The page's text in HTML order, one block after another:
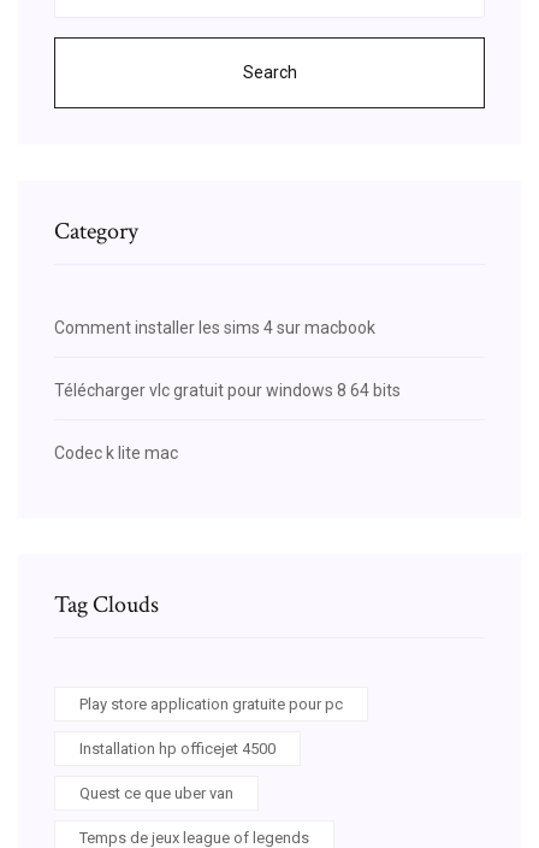
Search
Category
Comment installer les sims 4 sur macbook
Télécharger vlc gratuit pour windows 8 64 bits
Codec k lite mac
Tag Clouds
Play store application gratuite pour pc
Installation hp officejet 4500
Quest ce que uber van
Temps de jeux league of legends